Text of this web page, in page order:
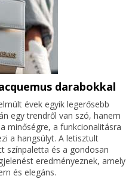
darabokkal
évek egyik legerősebb
egy trendről van szó, hanem
minőségre, a funkcionalitásra
a hangsúlyt. A letisztult
színpaletta és a gondosan
eredményeznek, amely
és elegáns.